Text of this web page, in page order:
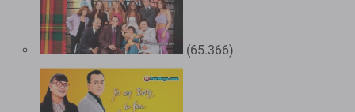
(65.366)